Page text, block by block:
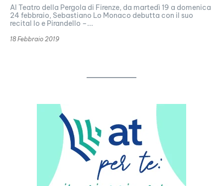
Al Teatro della Pergola di Firenze, da martedì 19 a domenica
24 febbraio, Sebastiano Lo Monaco debutta con il suo
recital Io e Pirandello –...
18 Febbraio 2019